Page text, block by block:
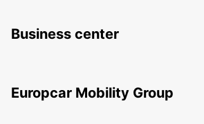
Business center
Europcar Mobility Group